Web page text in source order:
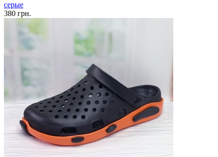
серые
380 грн.